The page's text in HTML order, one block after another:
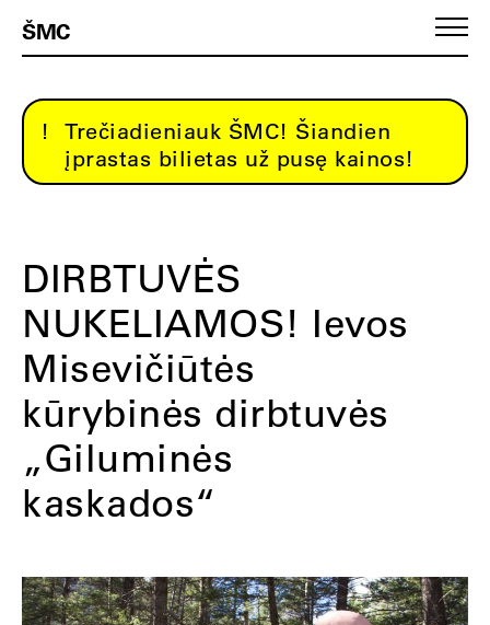
ŠMC
Trečiadieniauk ŠMC! Šiandien
įprastas bilietas už pusę kainos!
DIRBTUVĖS
NUKELIAMOS! Ievos
Misevičiūtės
kūrybinės dirbtuvės
„Giluminės
kaskados“